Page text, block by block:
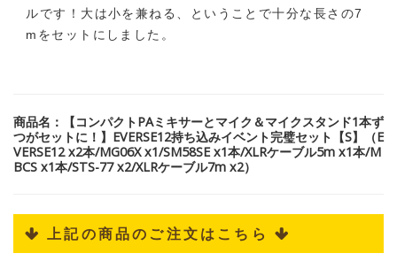
ルです！大は小を兼ねる、ということで十分な長さの7
mをセットにしました。
商品名：【コンパクトPAミキサーとマイク＆マイクスタンド1本ず
つがセットに！】EVERSE12持ち込みイベント完璧セット【S】（E
VERSE12 x2本/MG06X x1/SM58SE x1本/XLRケーブル5m x1本/M
BCS x1本/STS-77 x2/XLRケーブル7m x2）
 上記の商品のご注文はこちら 